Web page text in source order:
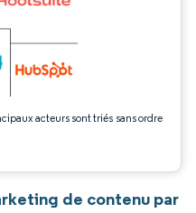
acteurs sont triés sans ordre
de contenu par